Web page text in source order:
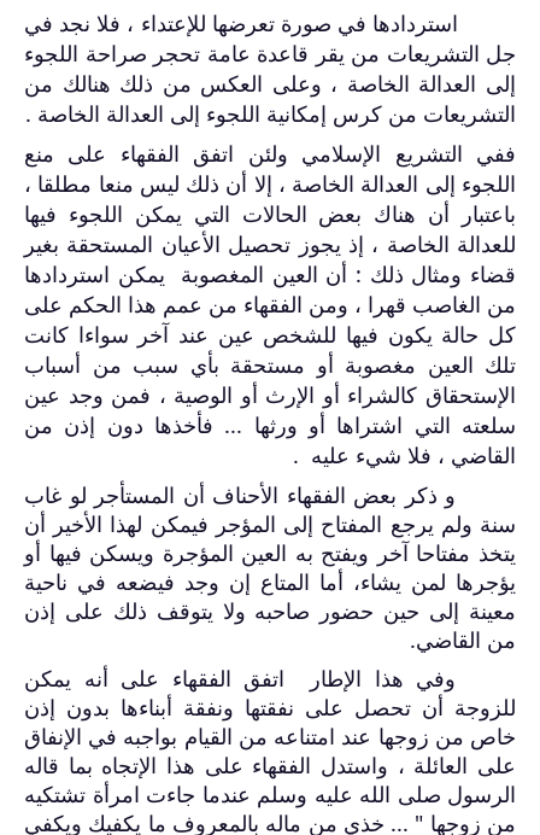
استردادها في صورة تعرضها للإعتداء ، فلا نجد في
جل التشريعات من يقر قاعدة عامة تحجر صراحة اللجوء
إلى العدالة الخاصة ، وعلى العكس من ذلك هنالك من
التشريعات من كرس إمكانية اللجوء إلى العدالة الخاصة .
ففي التشريع الإسلامي ولئن اتفق الفقهاء على منع
اللجوء إلى العدالة الخاصة ، إلا أن ذلك ليس منعا مطلقا ،
باعتبار أن هناك بعض الحالات التي يمكن اللجوء فيها
للعدالة الخاصة ، إذ يجوز تحصيل الأعيان المستحقة بغير
قضاء ومثال ذلك : أن العين المغصوبة
يمكن استردادها
من الغاصب قهرا ، ومن الفقهاء من عمم هذا الحكم على
كل حالة يكون فيها للشخص عين عند آخر سواءا كانت
تلك العين مغصوبة أو مستحقة بأي سبب من أسباب
الإستحقاق كالشراء أو الإرث أو الوصية ، فمن وجد عين
سلعته التي اشتراها أو ورثها ... فأخذها دون إذن من
القاضي ، فلا شيء عليه .
و ذكر بعض الفقهاء الأحناف أن المستأجر لو غاب
سنة ولم يرجع المفتاح إلى المؤجر فيمكن لهذا الأخير أن
يتخذ مفتاحا آخر ويفتح به العين المؤجرة ويسكن فيها أو
يؤجرها لمن يشاء، أما المتاع إن وجد فيضعه في ناحية
معينة إلى حين حضور صاحبه ولا يتوقف ذلك على إذن
من القاضي.
وفي هذا الإطار
اتفق الفقهاء على أنه يمكن
للزوجة أن تحصل على نفقتها ونفقة أبناءها بدون إذن
خاص من زوجها عند امتناعه من القيام بواجبه في الإنفاق
على العائلة ، واستدل الفقهاء على هذا الإتجاه بما قاله
الرسول صلى الله عليه وسلم عندما جاءت امرأة تشتكيه
من زوجها " ... خذي من ماله بالمعروف ما يكفيك ويكفي